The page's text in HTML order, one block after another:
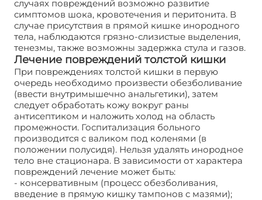
случаях повреждений возможно развитие
симптомов шока, кровотечения и перитонита. В
случае присутствия в прямой кишке инородного
тела, наблюдаются грязно-слизистые выделения,
тенезмы, также возможны задержка стула и газов.
Лечение повреждений толстой кишки
При повреждениях толстой кишки в первую
очередь необходимо произвести обезболивание
(ввести внутримышечно анальгетики), затем
следует обработать кожу вокруг раны
антисептиком и наложить холод на область
промежности. Госпитализация больного
производится с валиком под коленями (в
положении полусидя). Нельзя удалять инородное
тело вне стационара. В зависимости от характера
повреждений лечение может быть:
- консервативным (процесс обезболивания,
введение в прямую кишку тампонов с мазями);